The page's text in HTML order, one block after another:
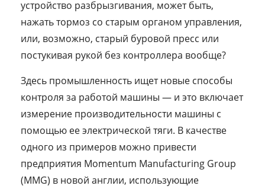
устройство разбрызгивания, может быть,
нажать тормоз со старым органом управления,
или, возможно, старый буровой пресс или
постукивая рукой без контроллера вообще?
Здесь промышленность ищет новые способы
контроля за работой машины — и это включает
измерение производительности машины с
помощью ее электрической тяги. В качестве
одного из примеров можно привести
предприятия Momentum Manufacturing Group
(MMG) в новой англии, использующие